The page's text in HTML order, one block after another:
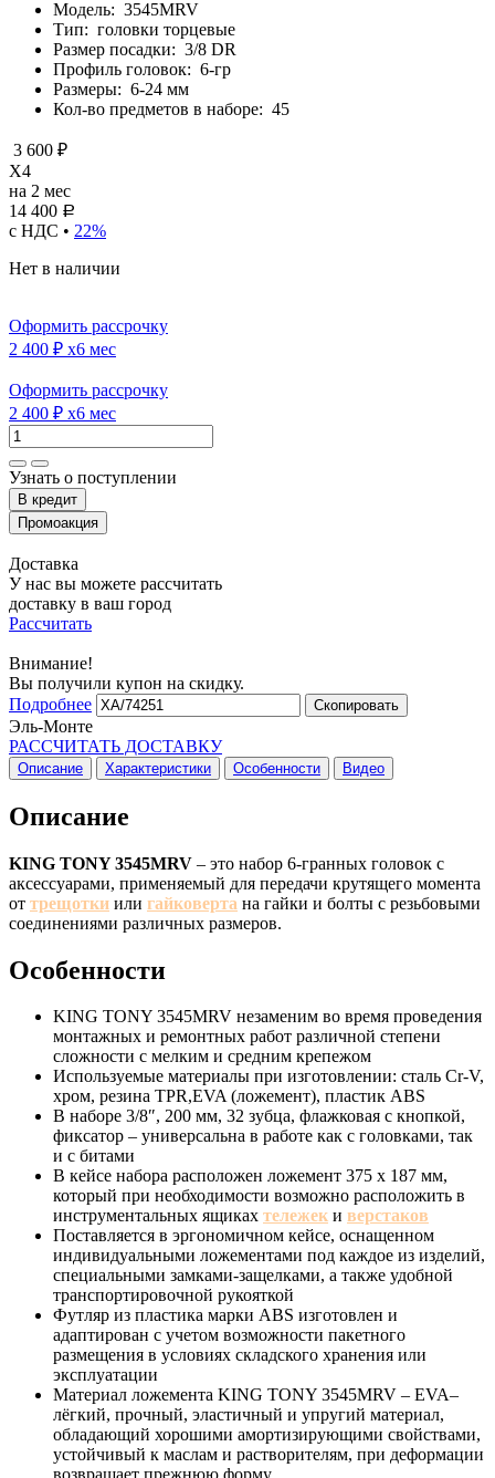
Модель: 3545MRV
Тип: головки торцевые
Размер посадки: 3/8 DR
Профиль головок: 6-гр
Размеры: 6-24 мм
Кол-во предметов в наборе: 45
3 600 ₽
X4
на 2 мес
14 400 Р
с НДС • 22%
Нет в наличии
Оформить рассрочку
2 400 ₽ x6 мес
Оформить рассрочку
2 400 ₽ x6 мес
Узнать о поступлении
Доставка
У нас вы можете рассчитать
доставку в ваш город
Рассчитать
Внимание!
Вы получили купон на скидку.
Подробнее
Скопировать
Эль-Монте
РАССЧИТАТЬ ДОСТАВКУ
Описание Характеристики Особенности Видео
Описание
KING TONY 3545MRV – это набор 6-гранных головок с
аксессуарами, применяемый для передачи крутящего момента
от трещотки или гайковерта на гайки и болты с резьбовыми
соединениями различных размеров.
Особенности
KING TONY 3545MRV незаменим во время проведения
монтажных и ремонтных работ различной степени
сложности с мелким и средним крепежом
Используемые материалы при изготовлении: сталь Cr-V,
хром, резина TPR,EVA (ложемент), пластик ABS
В наборе 3/8″, 200 мм, 32 зубца, флажковая с кнопкой,
фиксатор – универсальна в работе как с головками, так
и с битами
В кейсе набора расположен ложемент 375 x 187 мм,
который при необходимости возможно расположить в
инструментальных ящиках тележек и верстаков
Поставляется в эргономичном кейсе, оснащенном
индивидуальными ложементами под каждое из изделий,
специальными замками-защелками, а также удобной
транспортировочной рукояткой
Футляр из пластика марки ABS изготовлен и
адаптирован с учетом возможности пакетного
размещения в условиях складского хранения или
эксплуатации
Материал ложемента KING TONY 3545MRV – EVA–
лёгкий, прочный, эластичный и упругий материал,
обладающий хорошими амортизирующими свойствами,
устойчивый к маслам и растворителям, при деформации